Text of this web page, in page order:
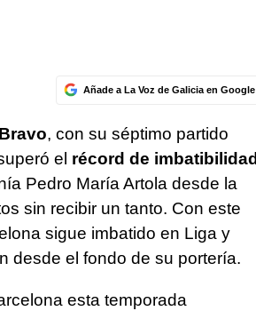
Añade a La Voz de Galicia en Google
, con su séptimo partido
el récord de imbatibilidad
Pedro María Artola desde la
sin recibir un tanto. Con este
sigue imbatido en Liga y
desde el fondo de su portería.
esta temporada